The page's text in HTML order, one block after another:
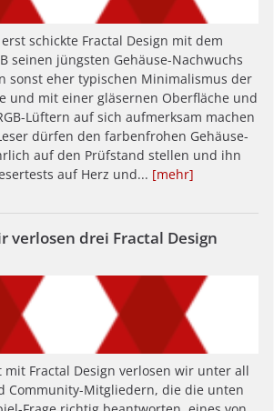
schickte Fractal Design mit dem
seinen jüngsten Gehäuse-Nachwuchs
sonst eher typischen Minimalismus der
und mit einer gläsernen Oberfläche und
Lüftern auf sich aufmerksam machen
dürfen den farbenfrohen Gehäuse-
auf den Prüfstand stellen und ihn
auf Herz und... [mehr]
verlosen drei Fractal Design
mit Fractal Design verlosen wir unter all
Community-Mitgliedern, die die unten